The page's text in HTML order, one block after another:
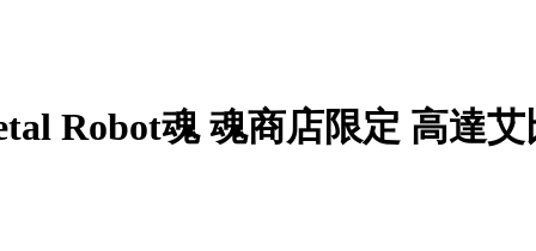
Robot魂 魂商店限定 高達艾